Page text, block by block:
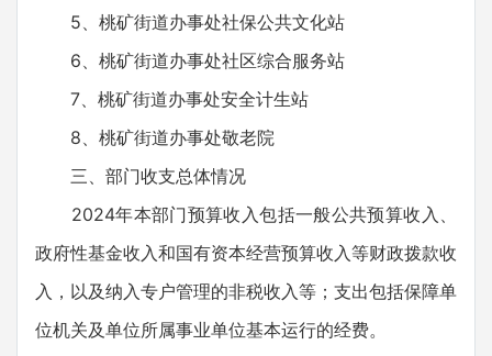
5、桃矿街道办事处社保公共文化站
6、桃矿街道办事处社区综合服务站
7、桃矿街道办事处安全计生站
8、桃矿街道办事处敬老院
三、部门收支总体情况
2024年本部门预算收入包括一般公共预算收入、
政府性基金收入和国有资本经营预算收入等财政拨款收
入，以及纳入专户管理的非税收入等；支出包括保障单
位机关及单位所属事业单位基本运行的经费。